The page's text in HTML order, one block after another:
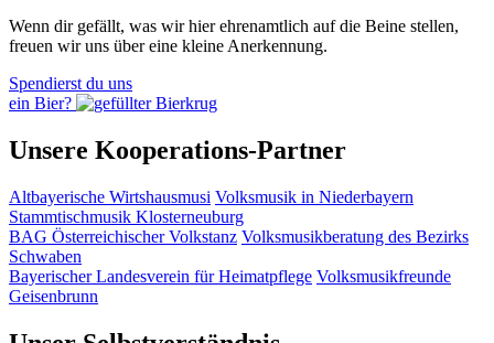
Wenn dir gefällt, was wir hier ehrenamtlich auf die Beine stellen,
freuen wir uns über eine kleine Anerkennung.
Spendierst du uns
ein Bier?
Unsere Kooperations-Partner
Altbayerische Wirtshausmusi Volksmusik in Niederbayern
Stammtischmusik Klosterneuburg
BAG Österreichischer Volkstanz Volksmusikberatung des Bezirks
Schwaben
Bayerischer Landesverein für Heimatpflege Volksmusikfreunde
Geisenbrunn